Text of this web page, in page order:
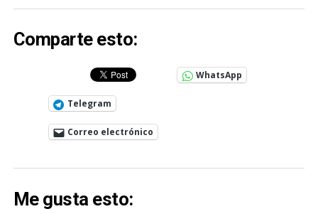
Comparte esto:
WhatsApp
Telegram
Correo electrónico
Me gusta esto: